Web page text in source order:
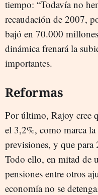
tiempo: “Todavía no
recaudación de 2007,
bajó en 70.000
dinámica frenará la
importantes.
Reformas
Por último, Rajoy cree
el 3,2%, como marca
previsiones, y que
Todo ello, en mitad de
pensiones entre otros
economía no se